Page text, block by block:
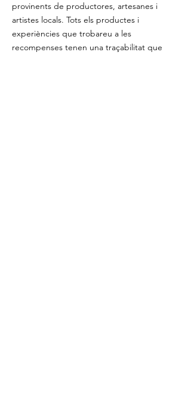
provinents de productores, artesanes i
artistes locals. Tots els productes i
experiències que trobareu a les
recompenses tenen una traçabilitat que